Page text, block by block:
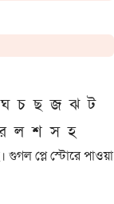
ঘ চ ছ জ ঝ ট
ল শ স হ
প্লে স্টোরে পাওয়া